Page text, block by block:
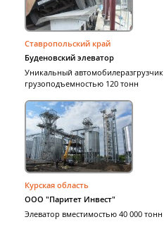
Ставропольский край
Буденовский элеватор
Уникальный автомобилеразгрузчик
грузоподъемностью 120 тонн
Курская область
ООО "Паритет Инвест"
Элеватор вместимостью 40 000 тонн